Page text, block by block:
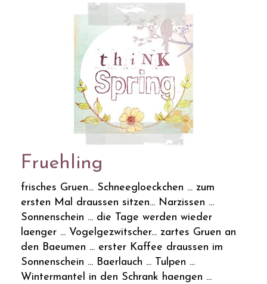
Fruehling
frisches Gruen... Schneegloeckchen ... zum
ersten Mal draussen sitzen... Narzissen ...
Sonnenschein ... die Tage werden wieder
laenger ... Vogelgezwitscher... zartes Gruen an
den Baeumen ... erster Kaffee draussen im
Sonnenschein ... Baerlauch ... Tulpen ...
Wintermantel in den Schrank haengen ...